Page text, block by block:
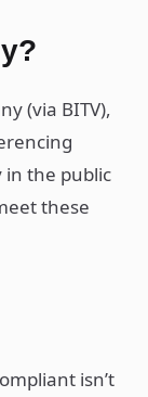
(via BITV),
in the public
these
isn’t